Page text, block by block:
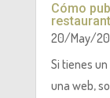
Cómo
20/May/
Si tienes
una web,